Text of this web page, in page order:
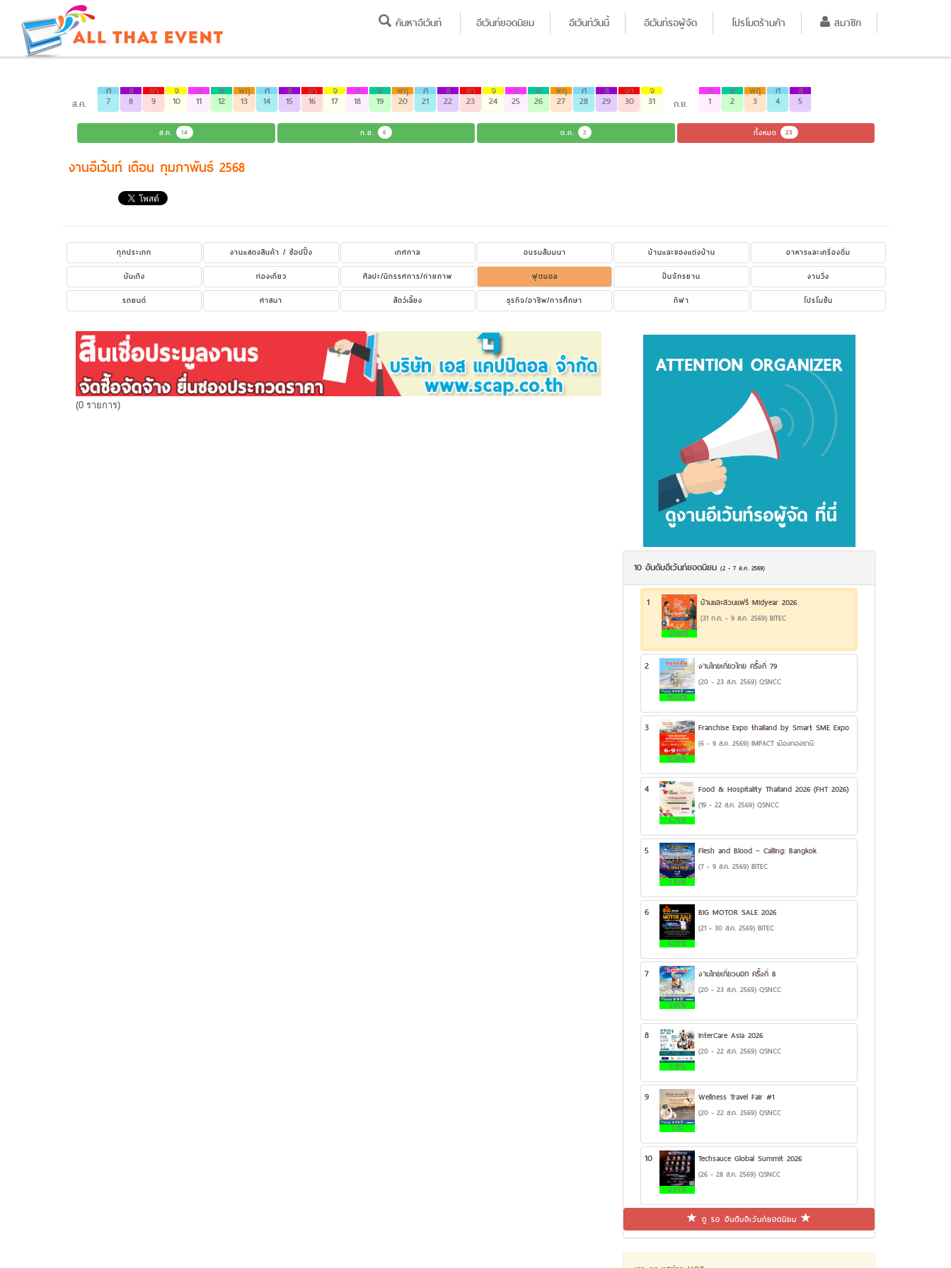
ค้นหาอีเว้นท์ อีเว้นท์ยอดนิยม อีเว้นท์วันนี้ อีเว้นท์รอผู้จัด โปรโมตร้านค้า สมาชิก
ส.ค.
ศ
7
ส
8
อา
9
จ
10
อ
11
พ
12
พฤ
13
ศ
14
ส
15
อา
16
จ
17
อ
18
พ
19
พฤ
20
ศ
21
ส
22
อา
23
จ
24
อ
25
พ
26
พฤ
27
ศ
28
ส
29
อา
30
จ
31 ก.ย.
อ
1
พ
2
พฤ
3
ศ
4
ส
5
ส.ค. 14 ก.ย. 6 ต.ค. 2 ทั้งหมด 23
งานอีเว้นท์ เดือน กุมภาพันธ์ 2568
ทุกประเภท งานแสดงสินค้า / ช้อปปิ้ง เทศกาล อบรมสัมมนา บ้านและของแต่งบ้าน
อาหารและเครื่องดื่ม
บันเทิง
ท่องเที่ยว ศิลปะ/นิทรรศการ/ถ่ายภาพ ฟุตบอล ปั่นจักรยาน
งานวิ่ง
รถยนต์
ศาสนา สัตว์เลี้ยง ธุรกิจ/อาชีพ/การศึกษา กีฬา โปรโมชั่น
(0 รายการ)
10 อันดับอีเว้นท์ยอดนิยม(2 - 7 ส.ค. 2569)
1
21.88%
บ้านและสวนแฟร์ Midyear 2026
(31 ก.ค. - 9 ส.ค. 2569) BITEC
2
14.04%
งานไทยเที่ยวไทย ครั้งที่ 79
(20 - 23 ส.ค. 2569) QSNCC
3
12.65%
Franchise Expo thailand by Smart SME Expo
(6 - 9 ส.ค. 2569) IMPACT เมืองทองธานี
4
6.75%
Food & Hospitality Thailand 2026 (FHT 2026)
(19 - 22 ส.ค. 2569) QSNCC
5
5.82%
Flesh and Blood – Calling: Bangkok
(7 - 9 ส.ค. 2569) BITEC
6
4.07%
BIG MOTOR SALE 2026
(21 - 30 ส.ค. 2569) BITEC
7
3.85%
งานไทยเที่ยวนอก ครั้งที่ 8
(20 - 23 ส.ค. 2569) QSNCC
8
3.18%
InterCare Asia 2026
(20 - 22 ส.ค. 2569) QSNCC
9
3.1%
Wellness Travel Fair #1
(20 - 22 ส.ค. 2569) QSNCC
10
2.57%
Techsauce Global Summit 2026
(26 - 28 ส.ค. 2569) QSNCC
ดู 50 อันดับอีเว้นท์ยอดนิยม